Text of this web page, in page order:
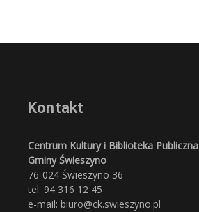
Kontakt
Centrum Kultury i Biblioteka Publiczna
Gminy Świeszyno
76-024 Świeszyno 36
tel. 94 316 12 45
e-mail: biuro@ck.swieszyno.pl